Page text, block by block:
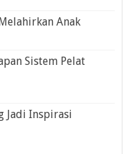
Anak
Sistem Pelat
Jadi Inspirasi